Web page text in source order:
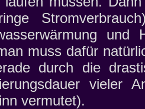
muss dafür
durch die
vieler
vermutet).